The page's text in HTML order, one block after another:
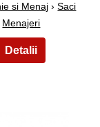
si Menaj ›Saci
Menajeri